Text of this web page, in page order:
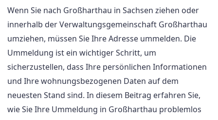
Wenn Sie nach Großharthau in Sachsen ziehen oder
innerhalb der Verwaltungsgemeinschaft Großharthau
umziehen, müssen Sie Ihre Adresse ummelden. Die
Ummeldung ist ein wichtiger Schritt, um
sicherzustellen, dass Ihre persönlichen Informationen
und Ihre wohnungsbezogenen Daten auf dem
neuesten Stand sind. In diesem Beitrag erfahren Sie,
wie Sie Ihre Ummeldung in Großharthau problemlos